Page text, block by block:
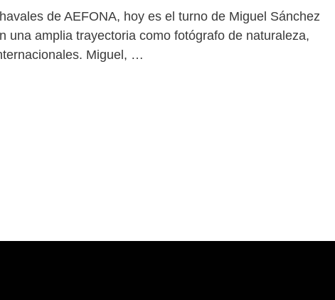
de AEFONA, hoy es el turno de Miguel Sánchez
una amplia trayectoria como fotógrafo de naturaleza,
Miguel, …